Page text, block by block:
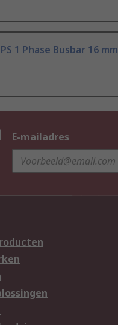
1 Phase Busbar 16 mm
E-mailadres